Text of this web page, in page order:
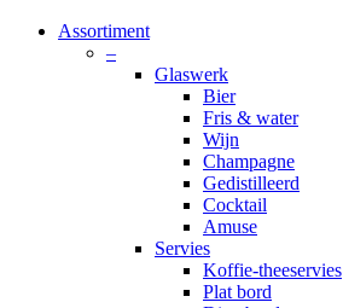
Close
Assortiment
–
Glaswerk
Bier
Fris & water
Wijn
Champagne
Gedistilleerd
Cocktail
Amuse
Servies
Koffie-theeservies
Plat bord